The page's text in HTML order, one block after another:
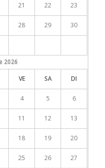
21 22 23
28 29 30
2026
VE SA DI
4 5 6
11 12 13
18 19 20
25 26 27